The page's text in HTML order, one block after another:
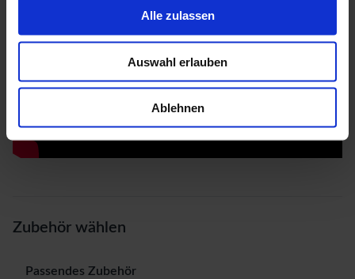
Alle zulassen
Auswahl erlauben
Ablehnen
Zubehör wählen
Passendes Zubehör